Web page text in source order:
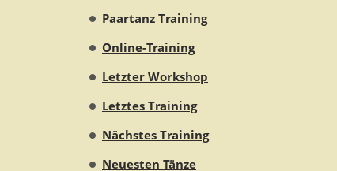
Paartanz Training
Online-Training
Letzter Workshop
Letztes Training
Nächstes Training
Neuesten Tänze